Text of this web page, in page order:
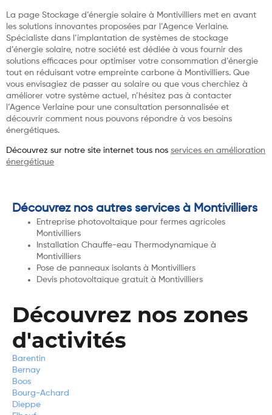
La page Stockage d’énergie solaire à Montivilliers met en avant
les solutions innovantes proposées par l’Agence Verlaine.
Spécialiste dans l’implantation de systèmes de stockage
d’énergie solaire, notre société est dédiée à vous fournir des
solutions efficaces pour optimiser votre consommation d’énergie
tout en réduisant votre empreinte carbone à Montivilliers. Que
vous envisagiez de passer au solaire ou que vous cherchiez à
améliorer votre système actuel, n’hésitez pas à contacter
l’Agence Verlaine pour une consultation personnalisée et
découvrir comment nous pouvons répondre à vos besoins
énergétiques.
Découvrez sur notre site internet tous nos services en amélioration
énergétique
Découvrez nos autres services à Montivilliers
Entreprise photovoltaïque pour fermes agricoles
Montivilliers
Installation Chauffe-eau Thermodynamique à
Montivilliers
Pose de panneaux isolants à Montivilliers
Devis photovoltaïque gratuit à Montivilliers
Découvrez nos zones
d'activités
Barentin
Bernay
Boos
Bourg-Achard
Dieppe